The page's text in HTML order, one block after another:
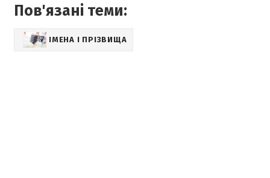
Пов'язані теми:
ІМЕНА І ПРІЗВИЩА